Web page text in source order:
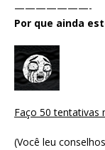
———————-
Por que ainda
Faço 50 tentativas
(Você leu